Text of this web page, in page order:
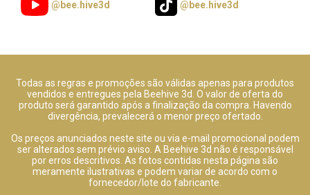
@bee.hive3d
@bee.hive3d
Todas as regras e promoções são válidas apenas para produtos
vendidos e entregues pela Beehive 3d. O valor de oferta do
produto será garantido após a finalização da compra. Havendo
divergência, prevalecerá o menor preço ofertado.
Os preços anunciados neste site ou via e-mail promocional podem
ser alterados sem prévio aviso. A Beehive 3d não é responsável
por erros descritivos. As fotos contidas nesta página são
meramente ilustrativas e podem variar de acordo com o
fornecedor/lote do fabricante.